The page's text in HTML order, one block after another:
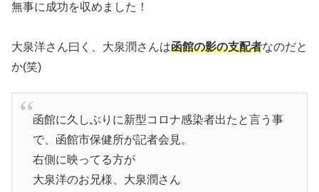
無事に成功を収めました！
大泉洋さん曰く、大泉潤さんは函館の影の支配者なのだと
か(笑)
函館に久しぶりに新型コロナ感染者出たと言う事
で、函館市保健所が記者会見。
右側に映ってる方が
大泉洋のお兄様、大泉潤さん